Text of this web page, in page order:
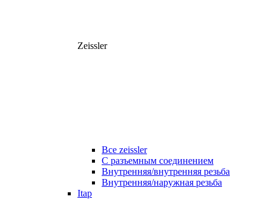
Zeissler
Все zeissler
С разъемным соединением
Внутренняя/внутренняя резьба
Внутренняя/наружная резьба
Itap